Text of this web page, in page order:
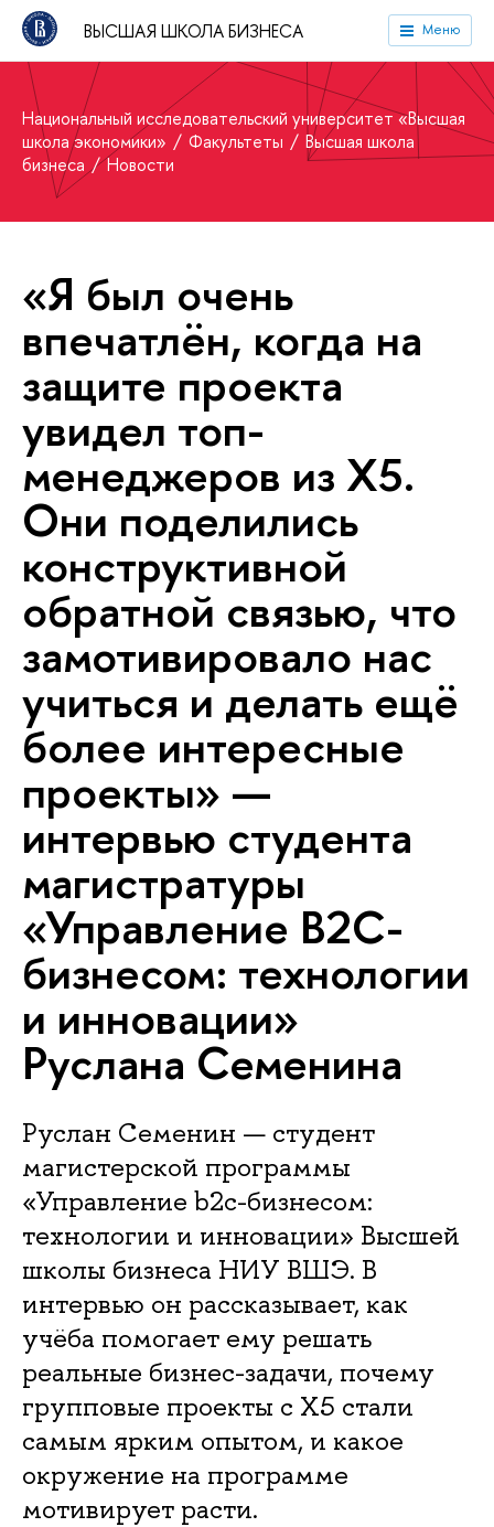
ВЫСШАЯ ШКОЛА БИЗНЕСА Меню
Национальный исследовательский университет «Высшая
школа экономики»
Факультеты
Высшая школа
бизнеса
Новости
«Я был очень
впечатлён, когда на
защите проекта
увидел топ-
менеджеров из X5.
Они поделились
конструктивной
обратной связью, что
замотивировало нас
учиться и делать ещё
более интересные
проекты» —
интервью студента
магистратуры
«Управление B2C-
бизнесом: технологии
и инновации»
Руслана Семенина
Руслан Семенин — студент
магистерской программы
«Управление b2c-бизнесом:
технологии и инновации» Высшей
школы бизнеса НИУ ВШЭ. В
интервью он рассказывает, как
учёба помогает ему решать
реальные бизнес-задачи, почему
групповые проекты с X5 стали
самым ярким опытом, и какое
окружение на программе
мотивирует расти.